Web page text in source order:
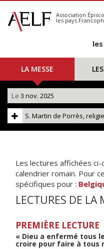
S'abonner
Calendrier
Association
les pays
LA MESSE
Le 3 nov. 2025
S. Martin de Porrès,
Les lectures affichées
calendrier romain. Pour
spécifiques pour :
LECTURES DE LA
PREMIÈRE LECTURE
« Dieu a enfermé tous
croire pour faire à tous